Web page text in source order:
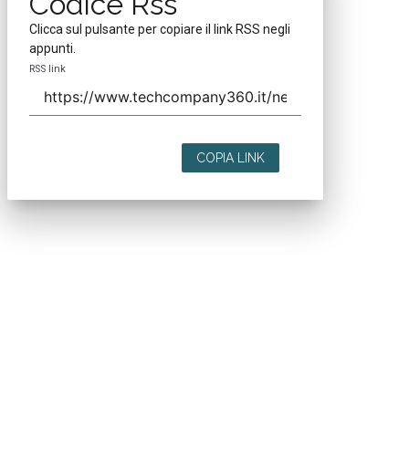
Clicca sul pulsante per copiare il link RSS negli
appunti.
RSS link
COPIA LINK